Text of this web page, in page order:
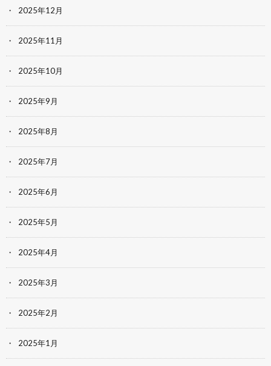
2025年12月
2025年11月
2025年10月
2025年9月
2025年8月
2025年7月
2025年6月
2025年5月
2025年4月
2025年3月
2025年2月
2025年1月